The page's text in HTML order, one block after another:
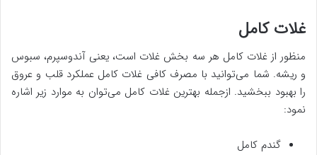
غلات کامل
منظور از غلات کامل هر سه بخش غلات است، یعنی آندوسپرم، سبوس
و ریشه. شما می‌توانید با مصرف کافی غلات کامل عملکرد قلب و عروق
را بهبود ببخشید. ازجمله بهترین غلات کامل می‌توان به موارد زیر اشاره
نمود:
گندم کامل